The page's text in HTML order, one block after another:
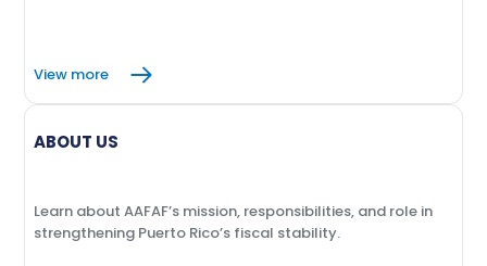
View more
ABOUT US
Learn about AAFAF’s mission, responsibilities, and role in
strengthening Puerto Rico’s fiscal stability.